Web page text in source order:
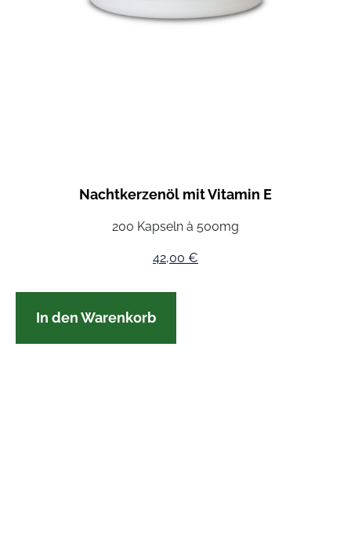
Nachtkerzenöl mit Vitamin E
200 Kapseln à 500mg
42,00 €
In den Warenkorb